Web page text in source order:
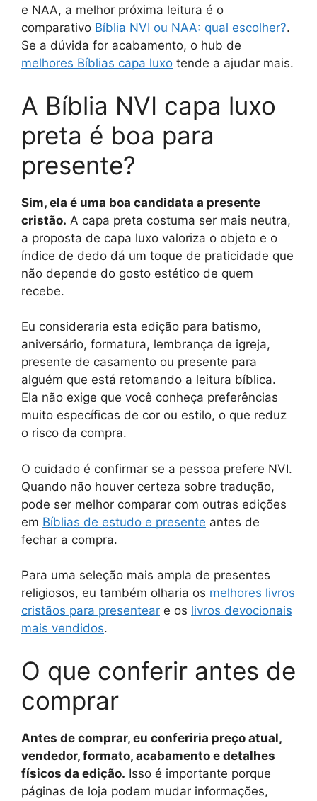
e NAA, a melhor próxima leitura é o
comparativo Bíblia NVI ou NAA: qual escolher?.
Se a dúvida for acabamento, o hub de
melhores Bíblias capa luxo tende a ajudar mais.
A Bíblia NVI capa luxo
preta é boa para
presente?
Sim, ela é uma boa candidata a presente
cristão. A capa preta costuma ser mais neutra,
a proposta de capa luxo valoriza o objeto e o
índice de dedo dá um toque de praticidade que
não depende do gosto estético de quem
recebe.
Eu consideraria esta edição para batismo,
aniversário, formatura, lembrança de igreja,
presente de casamento ou presente para
alguém que está retomando a leitura bíblica.
Ela não exige que você conheça preferências
muito específicas de cor ou estilo, o que reduz
o risco da compra.
O cuidado é confirmar se a pessoa prefere NVI.
Quando não houver certeza sobre tradução,
pode ser melhor comparar com outras edições
em Bíblias de estudo e presente antes de
fechar a compra.
Para uma seleção mais ampla de presentes
religiosos, eu também olharia os melhores livros
cristãos para presentear e os livros devocionais
mais vendidos.
O que conferir antes de
comprar
Antes de comprar, eu conferiria preço atual,
vendedor, formato, acabamento e detalhes
físicos da edição. Isso é importante porque
páginas de loja podem mudar informações,